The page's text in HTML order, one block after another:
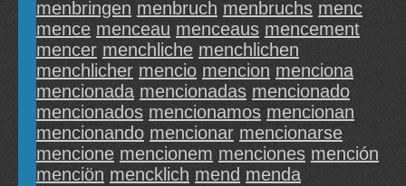
menbringen menbruch menbruchs menc
mence menceau menceaus mencement
mencer menchliche menchlichen
menchlicher mencio mencion menciona
mencionada mencionadas mencionado
mencionados mencionamos mencionan
mencionando mencionar mencionarse
mencione mencionem menciones mención
menciön mencklich mend menda